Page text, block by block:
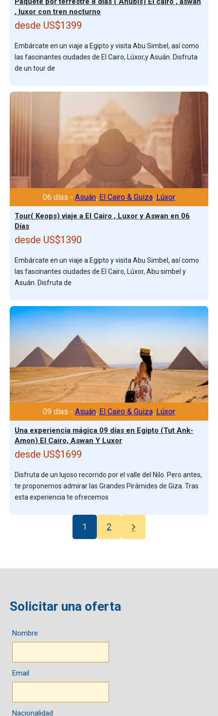
, luxor con tren nocturno
desde US$1399
Embárcate en un viaje a Egipto y visita Abu Simbel, así como
las fascinantes ciudades de El Cairo, Lúxor,y Asuán. Disfruta
de un tour de
06 días - Asuán, El Cairo & Guiza, Lúxor
Tour( Keops) viaje a El Cairo , Luxor y Aswan en 06
Días
desde US$1390
Embárcate en un viaje a Egipto y visita Abu Simbel, así como
las fascinantes ciudades de El Cairo, Lúxor, Abu simbel y
Asuán. Disfruta de
09 días - Asuán, El Cairo & Guiza, Lúxor
Una experiencia mágica 09 días en Egipto (Tut Ank-
Amon) El Cairo, Aswan Y Luxor
desde US$1699
Disfruta de un lujoso recorrido por el valle del Nilo. Pero antes,
te proponemos admirar las Grandes Pirámides de Giza. Tras
esta experiencia te ofrecemos
1 2
Solicitar una oferta
Nombre
Email
Nacionalidad